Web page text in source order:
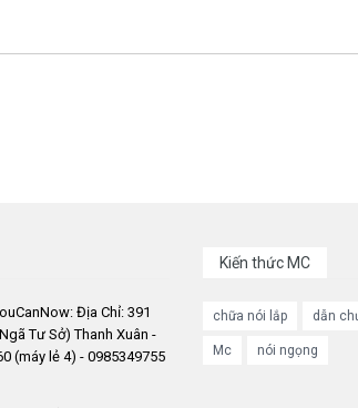
Địa Chỉ: 391
Tư Sở) Thanh Xuân -
(máy lẻ 4) - 0985349755
Kiến thức MC
chữa nói lắp dẫn
Mc nói ngọng